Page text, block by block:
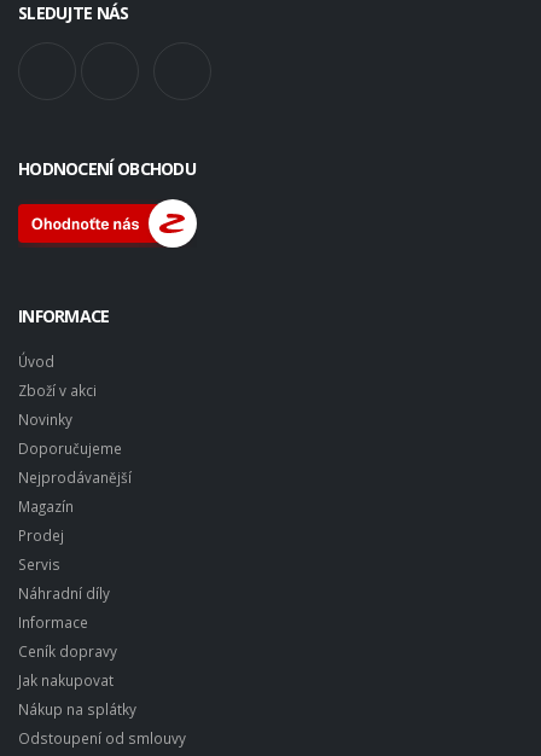
SLEDUJTE NÁS
HODNOCENÍ OBCHODU
INFORMACE
Úvod
Zboží v akci
Novinky
Doporučujeme
Nejprodávanější
Magazín
Prodej
Servis
Náhradní díly
Informace
Ceník dopravy
Jak nakupovat
Nákup na splátky
Odstoupení od smlouvy